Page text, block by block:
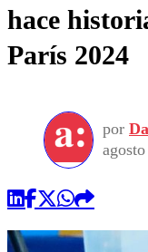
hace
París 2024
por